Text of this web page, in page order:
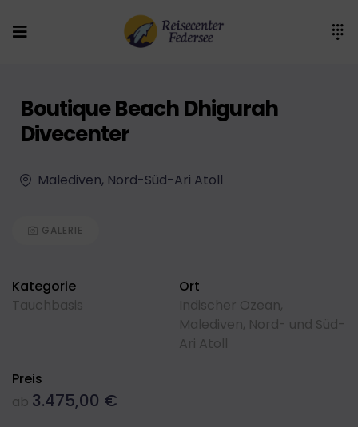
Boutique Beach Dhigurah
Divecenter
Malediven, Nord-Süd-Ari Atoll
GALERIE
Kategorie
Tauchbasis
Ort
Indischer Ozean,
Malediven, Nord- und Süd-
Ari Atoll
Preis
ab 3.475,00 €